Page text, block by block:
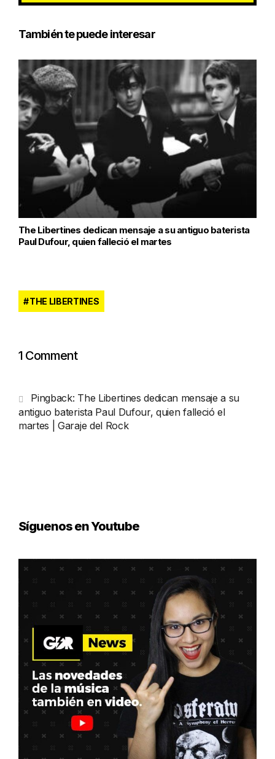
También te puede interesar
The Libertines dedican mensaje a su antiguo baterista
Paul Dufour, quien falleció el martes
THE LIBERTINES
1 Comment
Pingback: The Libertines dedican mensaje a su
antiguo baterista Paul Dufour, quien falleció el
martes | Garaje del Rock
Síguenos en Youtube